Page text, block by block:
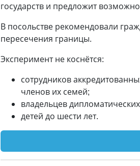
государств и предложит
В посольстве рекомендовали
пересечения границы.
Эксперимент не коснётся:
сотрудников
членов их семей;
владельцев
детей до шести лет.